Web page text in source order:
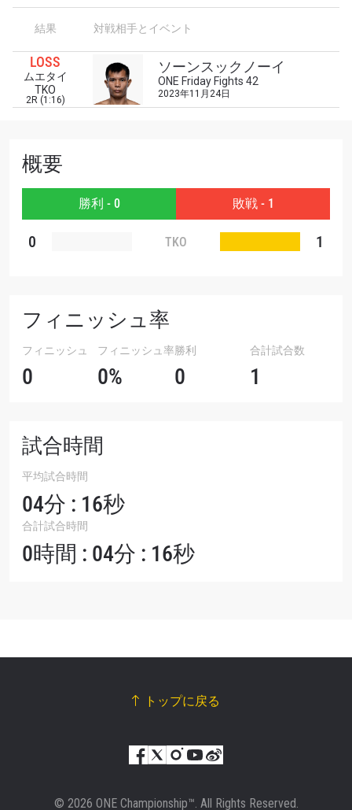
結果 対戦相手とイベント
LOSS
ムエタイ
TKO
2R (1:16)
ソーンスックノーイ
ONE Friday Fights 42
2023年11月24日
概要
勝利 - 0 敗戦 - 1
0 TKO 1
フィニッシュ率
フィニッシュ
0
フィニッシュ率
0%
勝利
0
合計試合数
1
試合時間
平均試合時間
04分 : 16秒
合計試合時間
0時間 : 04分 : 16秒
トップに戻る
© 2026 ONE Championship™. All Rights Reserved.
対戦相手
ハイライトを見る
最新情報をゲット
ONEチャンピオンシップとどこでも一緒！ 最新ニ
席をゲットするため今すぐ登録を！
Eメール
このフォームを送信することにより、お客様は当